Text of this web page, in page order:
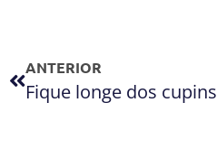
ANTERIOR
Fique longe dos cupins